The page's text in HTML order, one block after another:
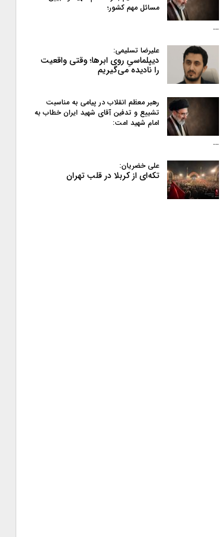
مسائل مهم کشور؛
…
علیرضا تسلیمی:
دیپلماسیِ روی ابرها؛ وقتی واقعیت
را نادیده می‌گیریم
رهبر معظم انقلاب در پیامی به‌ مناسبت
تشییع و تدفین آقای شهید ایران خطاب به
امام شهید امت:
…
علی خضریان:
تکه‌ای از کربلا در قلب تهران